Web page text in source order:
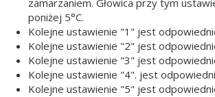
zamarzaniem. Głowica przy tym
poniżej 5°C.
Kolejne ustawienie "1" jest
Kolejne ustawienie "2" jest
Kolejne ustawienie "3" jest
Kolejne ustawienie "4". jest
Kolejne ustawienie "5" jest